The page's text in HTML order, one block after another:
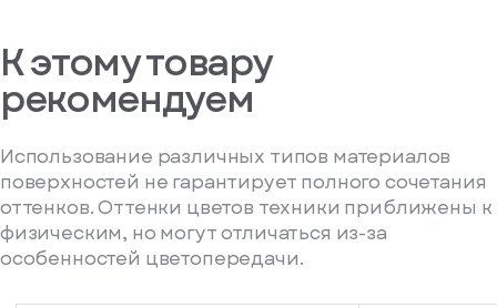
К этому товару
рекомендуем
Использование различных типов материалов
поверхностей не гарантирует полного сочетания
оттенков. Оттенки цветов техники приближены к
физическим, но могут отличаться из-за
особенностей цветопередачи.